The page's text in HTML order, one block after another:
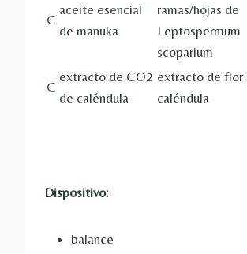
C
aceite esencial
de manuka
ramas/hojas de
Leptospermum
scoparium
C
extracto de CO2
de caléndula
extracto de flor
caléndula
Dispositivo:
balance